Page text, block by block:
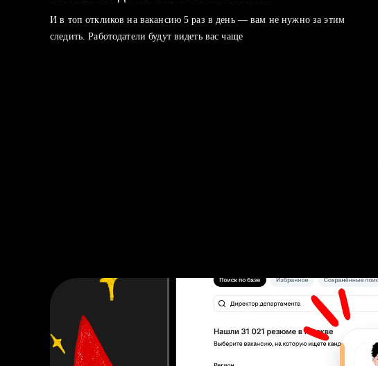
И в топ откликов на вакансию 5 раз в день — вам не нужно за этим
следить. Работодатели будут видеть вас чаще